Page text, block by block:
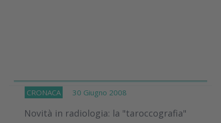
CRONACA 30 Giugno 2008
Novità in radiologia: la "taroccografia"